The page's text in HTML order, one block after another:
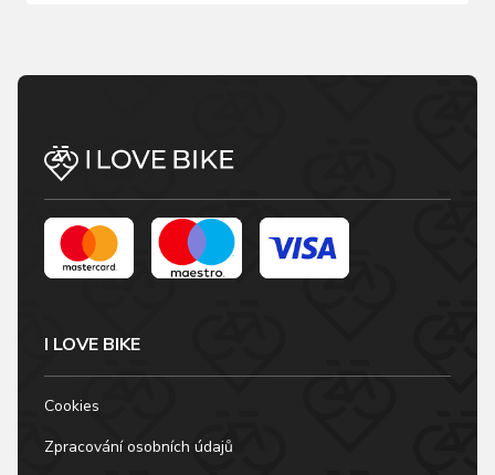
I LOVE BIKE
Cookies
Zpracování osobních údajů